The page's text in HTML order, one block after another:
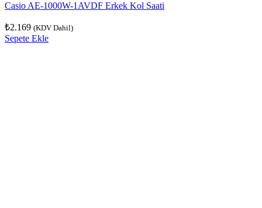
Casio AE-1000W-1AVDF Erkek Kol Saati
₺2.169 (KDV Dahil)
Sepete Ekle